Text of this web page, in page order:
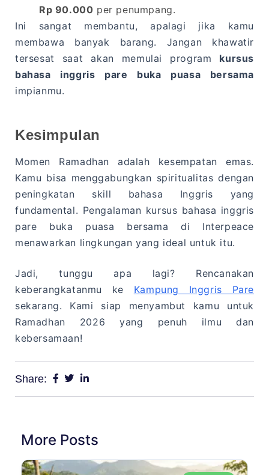
Rp 90.000 per penumpang.
Ini sangat membantu, apalagi jika kamu
membawa banyak barang. Jangan khawatir
tersesat saat akan memulai program kursus
bahasa inggris pare buka puasa bersama
impianmu.
Kesimpulan
Momen Ramadhan adalah kesempatan emas.
Kamu bisa menggabungkan spiritualitas dengan
peningkatan skill bahasa Inggris yang
fundamental. Pengalaman kursus bahasa inggris
pare buka puasa bersama di Interpeace
menawarkan lingkungan yang ideal untuk itu.
Jadi, tunggu apa lagi? Rencanakan
keberangkatanmu ke Kampung Inggris Pare
sekarang. Kami siap menyambut kamu untuk
Ramadhan 2026 yang penuh ilmu dan
kebersamaan!
Share:
More Posts